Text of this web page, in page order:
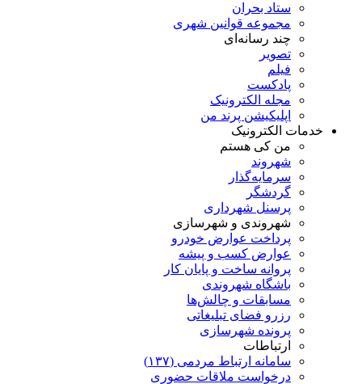
ستاد بحران
مجموعه قوانین شهری
چند رسانه‌ای
تصویر
فیلم
پادکست
مجله الکترونیک
اپلیکیشن پرند من
خدمات الکترونیک
من کی هستم
شهروند
سرمایه‌گذار
گردشگر
پرسنل شهرداری
شهروندی و شهرسازی
پرداخت عوارض خودرو
عوارض کسب و پیشه
پروانه ساخت و پایان کار
باشگاه شهروندی
مسابقات و چالش‌ها
رزرو فضای تبلیغاتی
پرونده شهرسازی
ارتباطات
سامانه ارتباط مردمی (۱۳۷)
درخواست ملاقات حضوری